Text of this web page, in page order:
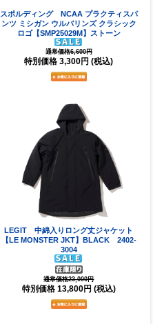
スポルディング NCAA プラクティスパ
ンツ ミシガン ウルバリンズ クラシック
ロゴ【SMP25029M】ストーン
通常価格6,600円
特別価格 3,300円 (税込)
LEGIT 中綿入りロング丈ジャケット
【LE MONSTER JKT】BLACK 2402-
3004
通常価格23,000円
特別価格 13,800円 (税込)